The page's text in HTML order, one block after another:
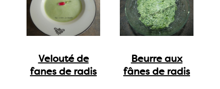
Velouté de
fanes de radis
Beurre aux
fânes de radis